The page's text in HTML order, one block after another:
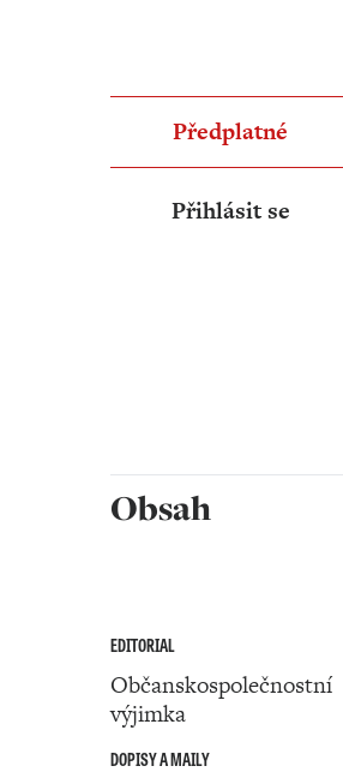
Předplatné
Přihlásit se
Obsah
EDITORIAL
Občanskospolečnostní
výjimka
DOPISY A MAILY